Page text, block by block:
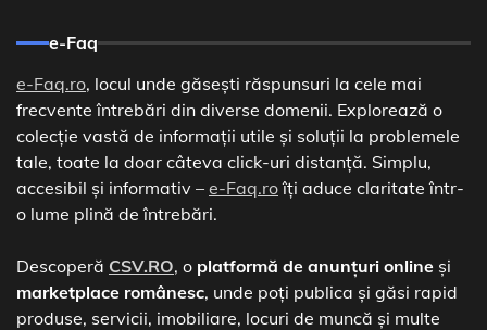
e-Faq
e-Faq.ro, locul unde găsești răspunsuri la cele mai
frecvente întrebări din diverse domenii. Explorează o
colecție vastă de informații utile și soluții la problemele
tale, toate la doar câteva click-uri distanță. Simplu,
accesibil și informativ – e-Faq.roîți aduce claritate într-
o lume plină de întrebări.
Descoperă CSV.RO, o platformă de anunțuri online și
marketplace românesc, unde poți publica și găsi rapid
produse, servicii, imobiliare, locuri de muncă și multe